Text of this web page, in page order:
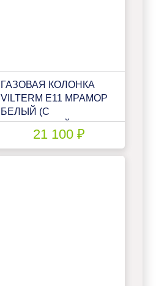
ГАЗОВАЯ КОЛОНКА
VILTERM E11 МРАМОР
БЕЛЫЙ (С
МОДУЛЯЦИЕЙ)
21 100 ₽